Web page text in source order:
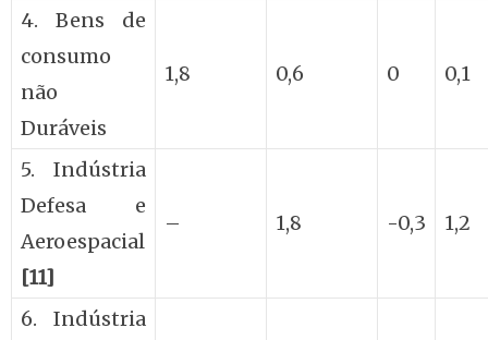
4. Bens de
consumo
não
Duráveis
1,8 0,6 0 0,1
5. Indústria
Defesa e
Aeroespacial
[11]
– 1,8 -0,3 1,2
6. Indústria